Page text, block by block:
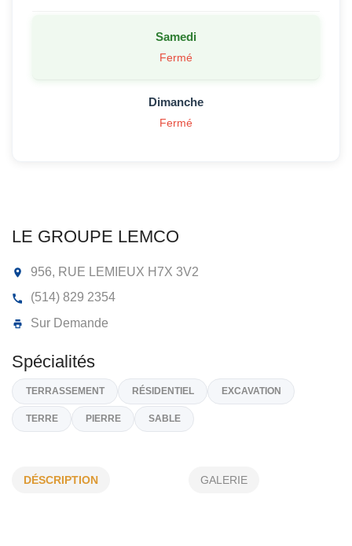
LE GROUPE LEMCO
956, RUE LEMIEUXH7X 3V2
(514) 829 2354
DÉSCRIPTION GALERIE
Samedi
Fermé
Dimanche
Fermé